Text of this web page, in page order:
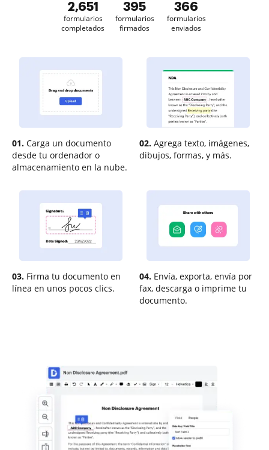
2,651
formularios
completados
395
formularios
firmados
366
formularios
enviados
01. Carga un documento
desde tu ordenador o
almacenamiento en la nube.
02. Agrega texto, imágenes,
dibujos, formas, y más.
03. Firma tu documento en
línea en unos pocos clics.
04. Envía, exporta, envía por
fax, descarga o imprime tu
documento.